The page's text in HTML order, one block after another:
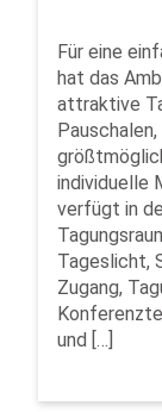
Für eine
hat das
attraktive
individuelle
verfügt in
Tageslicht,
Zugang,
und […]